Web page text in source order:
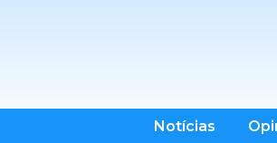
Notícias